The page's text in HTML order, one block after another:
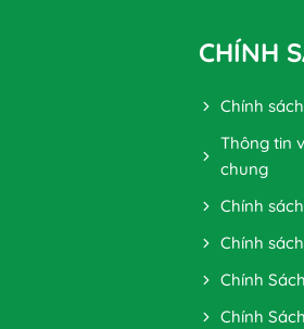
CHÍNH
Chính
Thông tin
chung
Chính
Chính
Chính
Chính